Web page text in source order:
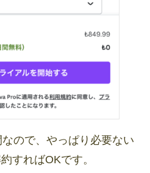
ので、やっぱり必要ない
すればOKです。